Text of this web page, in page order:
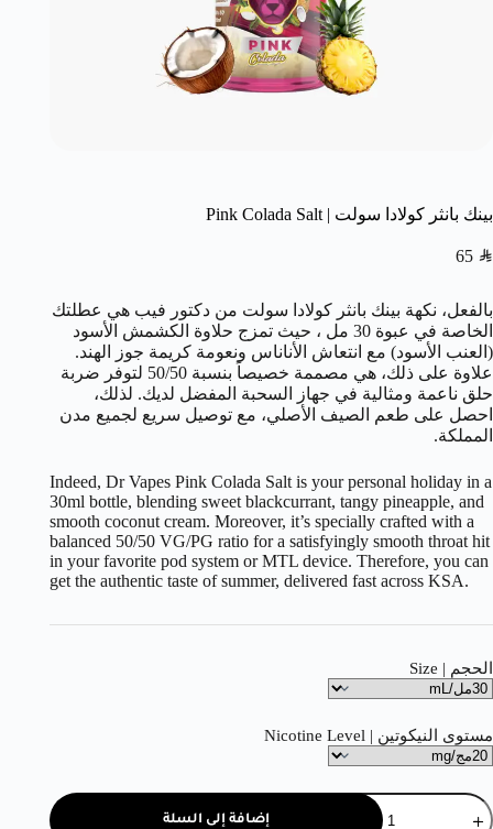
بينك بانثر كولادا سولت | Pink Colada Salt
65 SAR
بالفعل، نكهة بينك بانثر كولادا سولت من دكتور فيب هي عطلتك
الخاصة في عبوة 30 مل ، حيث تمزج حلاوة الكشمش الأسود
(العنب الأسود) مع انتعاش الأناناس ونعومة كريمة جوز الهند.
علاوة على ذلك، هي مصممة خصيصاً بنسبة 50/50 لتوفر ضربة
حلق ناعمة ومثالية في جهاز السحبة المفضل لديك. لذلك،
احصل على طعم الصيف الأصلي، مع توصيل سريع لجميع مدن
المملكة.
Indeed, Dr Vapes Pink Colada Salt is your personal holiday in a
30ml bottle, blending sweet blackcurrant, tangy pineapple, and
smooth coconut cream. Moreover, it’s specially crafted with a
balanced 50/50 VG/PG ratio for a satisfyingly smooth throat hit
in your favorite pod system or MTL device. Therefore, you can
get the authentic taste of summer, delivered fast across KSA.
الحجم | Size
مستوى النيكوتين | Nicotine Level
إضافة إلى السلة